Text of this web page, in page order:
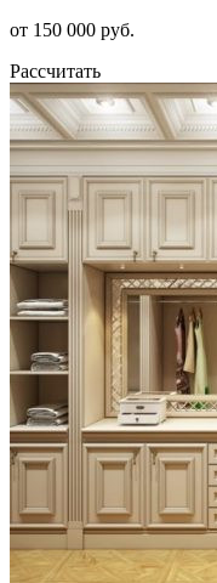
от 150 000 руб.
Рассчитать